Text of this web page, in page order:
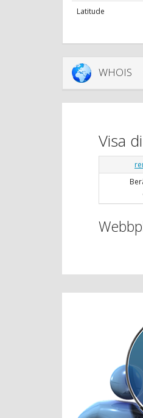
Latitude
WHOIS
Visa